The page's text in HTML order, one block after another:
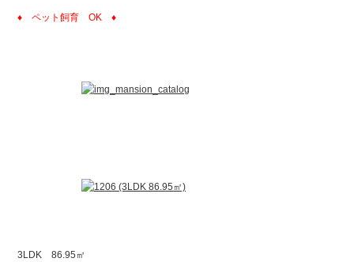
♦ ペット飼育 OK ♦
3LDK 86.95㎡